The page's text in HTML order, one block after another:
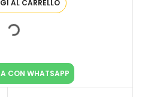
CON WHATSAPP